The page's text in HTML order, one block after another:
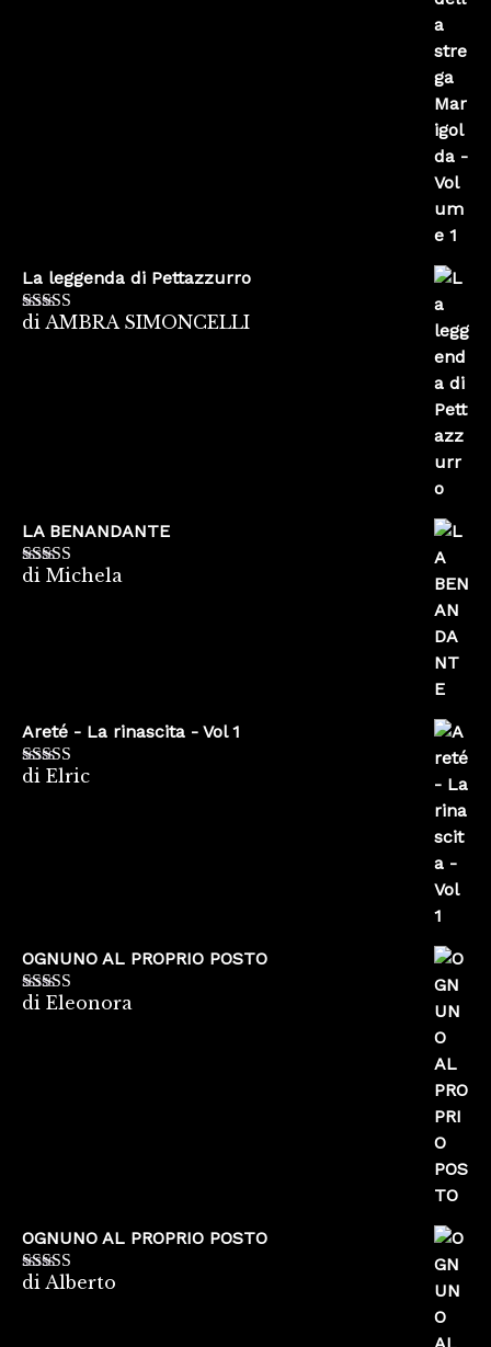
La leggenda di Pettazzurro
Valutato5su
di AMBRA SIMONCELLI
LA BENANDANTE
Valutato5su
di Michela
Areté - La rinascita - Vol 1
Valutato5
di Elric
OGNUNO AL PROPRIO POSTO
Valutato5su
di Eleonora
OGNUNO AL PROPRIO POSTO
Valutato5su
di Alberto